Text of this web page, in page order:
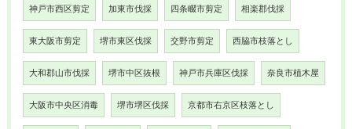
神戸市西区剪定 加東市伐採 四条畷市剪定 相楽郡伐採
東大阪市剪定 堺市東区伐採 交野市剪定 西脇市枝落とし
大和郡山市伐採 堺市中区抜根 神戸市兵庫区伐採 奈良市植木屋
大阪市中央区消毒 堺市堺区伐採 京都市右京区枝落とし